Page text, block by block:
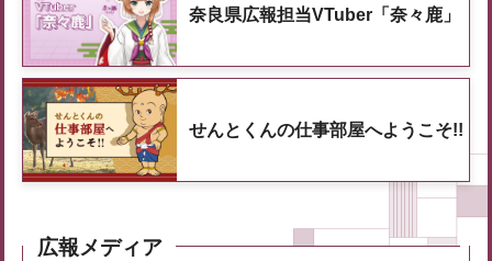
奈良県広報担当VTuber「奈々鹿」
せんとくんの仕事部屋へようこそ!!
広報メディア